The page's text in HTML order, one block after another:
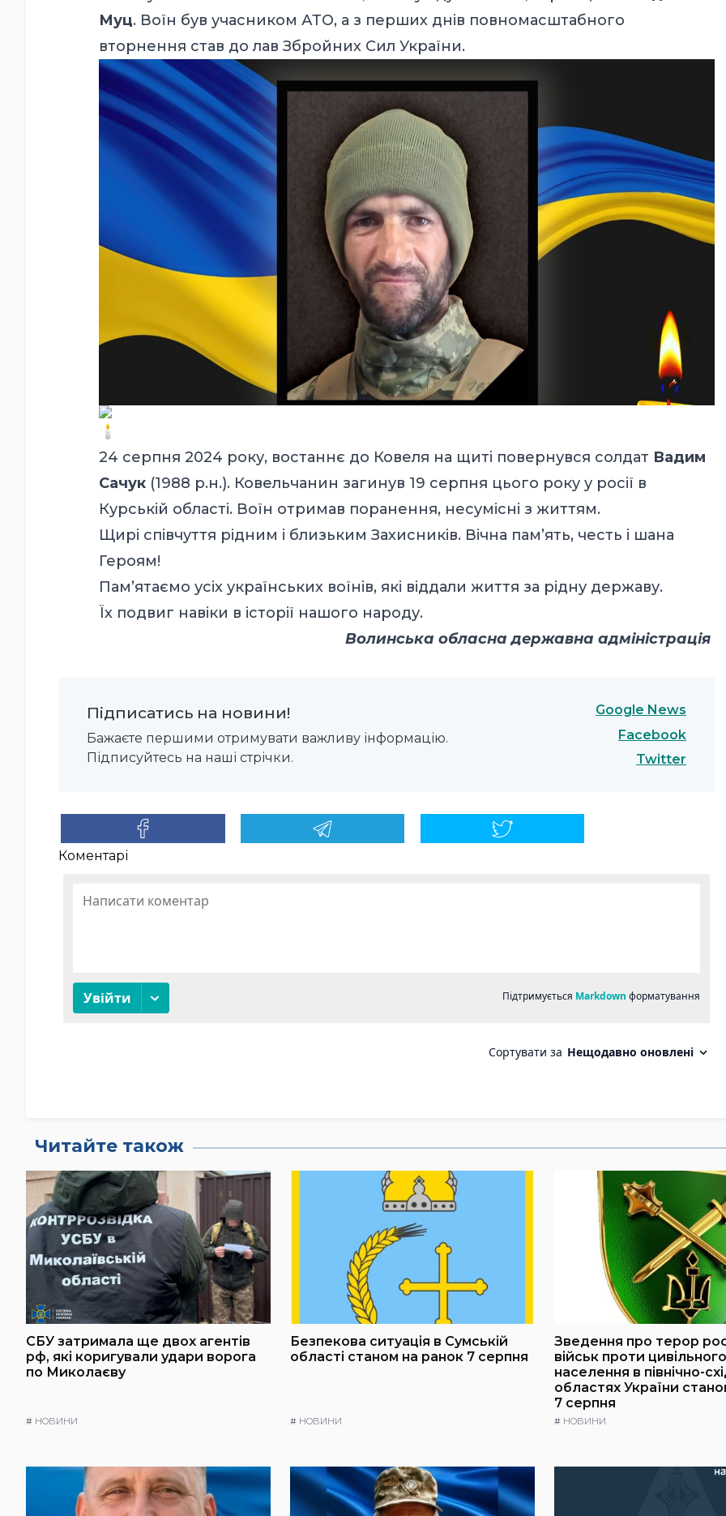
Муц. Воїн був учасником АТО, а з перших днів повномасштабного
вторнення став до лав Збройних Сил України.
24 серпня 2024 року, востаннє до Ковеля на щиті повернувся солдат Вадим
Сачук (1988 р.н.). Ковельчанин загинув 19 серпня цього року у росії в
Курській області. Воїн отримав поранення, несумісні з життям.
Щирі співчуття рідним і близьким Захисників. Вічна пам’ять, честь і шана
Героям!
Пам’ятаємо усіх українських воїнів, які віддали життя за рідну державу.
Їх подвиг навіки в історії нашого народу.
Волинська обласна державна адміністрація
Підписатись на новини!
Бажаєте першими отримувати важливу інформацію.
Підписуйтесь на наші стрічки.
Google News
Facebook
Twitter
Коментарі
Читайте також
СБУ затримала ще двох агентів
рф, які коригували удари ворога
по Миколаєву
# НОВИНИ
Безпекова ситуація в Сумській
області станом на ранок 7 серпня
# НОВИНИ
Зведення про терор
військ проти цивільного
населення в північно-
областях України
7 серпня
# НОВИНИ